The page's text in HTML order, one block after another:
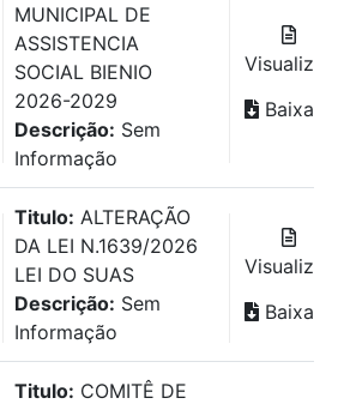
MUNICIPAL DE
ASSISTENCIA
SOCIAL BIENIO
2026-2029
Descrição: Sem
Informação
Visualizar
Baixar
Titulo: ALTERAÇÃO
DA LEI N.1639/2026
LEI DO SUAS
Descrição: Sem
Informação
Visualizar
Baixar
Titulo: COMITÊ DE